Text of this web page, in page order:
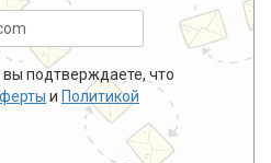
подтверждаете, что
и Политикой